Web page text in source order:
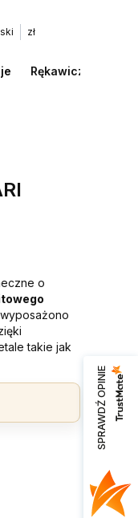
0. Zobacz
zł
Rękawiczki
o
takie jak
SPRAWDŹ OPINIE